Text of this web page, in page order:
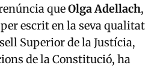
queOlga Adellach,
escrit en la seva qualitat
Superior de la Justícia,
de la Constitució, ha